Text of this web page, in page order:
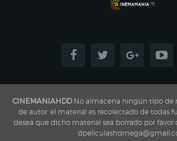
CINEMANIAHDDNo almacena ningún tipo de
de autor, el material es recolectado de todas
desea que dicho material sea borrado por favor